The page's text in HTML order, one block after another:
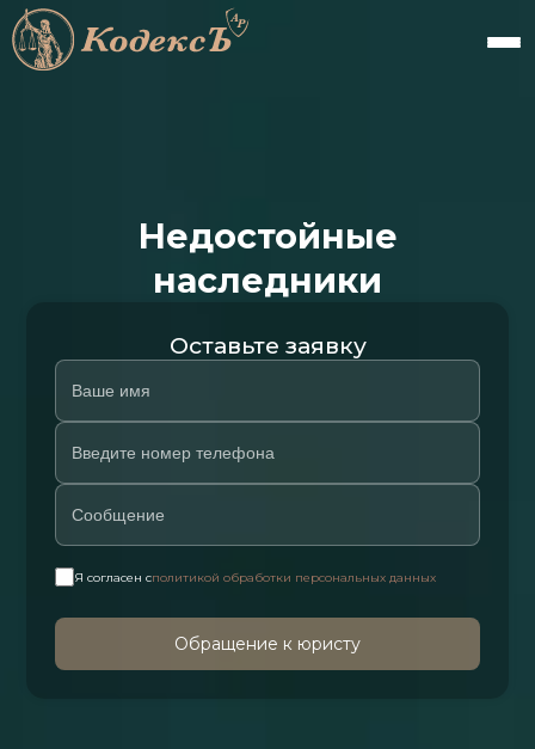
Недостойные
наследники
Оставьте заявку
Я согласен сполитикой обработки персональных данных
Обращение к юристу